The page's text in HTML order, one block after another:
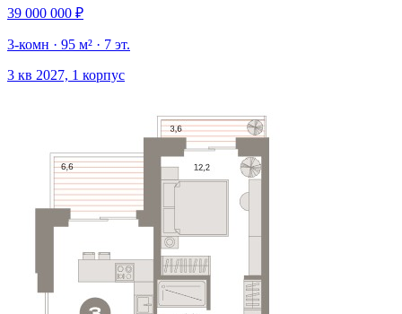
39 000 000 ₽
3-комн · 95 м² · 7 эт.
3 кв 2027, 1 корпус